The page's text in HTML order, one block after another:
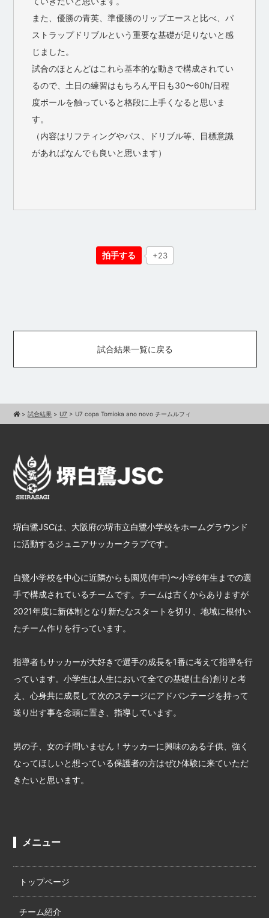
また、優勝の青英、準優勝のリップエースと比べ、パ
ストラップドリブルという重要な基礎が足りないと感
じました。
試合のほとんどはこれら基本的な動きで構成されてい
るので、土日の練習はもちろん平日も30〜60h/日程
度ボールを触っていると格段に上手くなると思いま
す。
（内容はリフティングやパス、ドリブル等、目標意識
があればなんでも良いと思います）
拍手する +23
試合結果一覧に戻る
>試合結果 > U7 > U7 copa Tomioka ano novo チームルフィ
堺白鷺JSCは、大阪府の堺市立白鷺小学校をホームグラウンド
に活動するジュニアサッカークラブです。
白鷺小学校を中心に近隣からも園児(年中)〜小学6年生までの選
手で構成されているチームです。チームは古くからありますが
2021年度に新体制となり新たなスタートを切り、地域に根付い
たチーム作りを行っています。
指導者もサッカーが大好きで選手の成長を1番に考えて指導を行
っています。小学生は人生において全ての基礎(土台)創りと考
え、心身共に成長して次のステージにアドバンテージを持って
送り出す事を念頭に置き、指導しています。
男の子、女の子問いません！サッカーに興味のある子供、強く
なってほしいと想っている保護者の方はぜひ体験に来ていただ
きたいと思います。
メニュー
トップページ
チーム紹介